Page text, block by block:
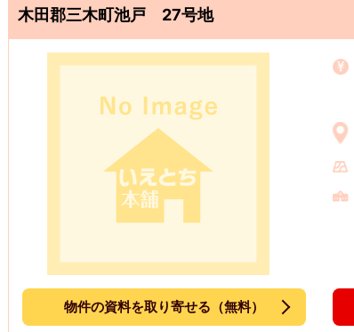
木田郡三木町池戸 27号地
物件の資料を取り寄せる（無料）